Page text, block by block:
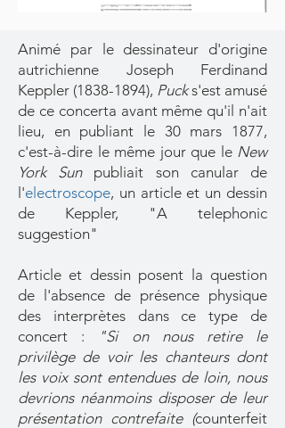
Animé par le dessinateur d'origine
autrichienne Joseph Ferdinand
Keppler (1838-1894), Pucks'est amusé
de ce concerta avant même qu'il n'ait
lieu, en publiant le 30 mars 1877,
c'est-à-dire le même jour que le New
York Sunpubliait son canular de
l'electroscope, un article et un dessin
de Keppler, "A telephonic
suggestion"
Article et dessin posent la question
de l'absence de présence physique
des interprètes dans ce type de
concert :
"Si on nous retire le
privilège de voir les chanteurs dont
les voix sont entendues de loin, nous
devrions néanmoins disposer de leur
présentation contrefaite (counterfeit